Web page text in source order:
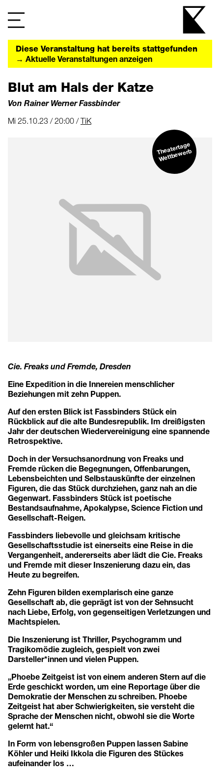
Diese Veranstaltung hat bereits stattgefunden
→ Aktuelle Veranstaltungen anzeigen
Blut am Hals der Katze
Von Rainer Werner Fassbinder
Mi 25.10.23 / 20:00 /TiK
Theatertage
Wettbe
werb
Cie. Freaks und Fremde, Dresden
Eine Expedition in die Innereien menschlicher
Beziehungen mit zehn Puppen.
Auf den ersten Blick ist Fassbinders Stück ein
Rückblick auf die alte Bundesrepublik. Im dreißigsten
Jahr der deutschen Wiedervereinigung eine spannende
Retrospektive.
Doch in der Versuchsanordnung von Freaks und
Fremde rücken die Begegnungen, Offenbarungen,
Lebensbeichten und Selbstauskünfte der einzelnen
Figuren, die das Stück durchziehen, ganz nah an die
Gegenwart. Fassbinders Stück ist poetische
Bestandsaufnahme, Apokalypse, Science Fiction und
Gesellschaft-Reigen.
Fassbinders liebevolle und gleichsam kritische
Gesellschaftsstudie ist einerseits eine Reise in die
Vergangenheit, andererseits aber lädt die Cie. Freaks
und Fremde mit dieser Inszenierung dazu ein, das
Heute zu begreifen.
Zehn Figuren bilden exemplarisch eine ganze
Gesellschaft ab, die geprägt ist von der Sehnsucht
nach Liebe, Erfolg, von gegenseitigen Verletzungen und
Machtspielen.
Die Inszenierung ist Thriller, Psychogramm und
Tragikomödie zugleich, gespielt von zwei
Darsteller*innen und vielen Puppen.
„Phoebe Zeitgeist ist von einem anderen Stern auf die
Erde geschickt worden, um eine Reportage über die
Demokratie der Menschen zu schreiben. Phoebe
Zeitgeist hat aber Schwierigkeiten, sie versteht die
Sprache der Menschen nicht, obwohl sie die Worte
gelernt hat.“
In Form von lebensgroßen Puppen lassen Sabine
Köhler und Heiki Ikkola die Figuren des Stückes
aufeinander los …